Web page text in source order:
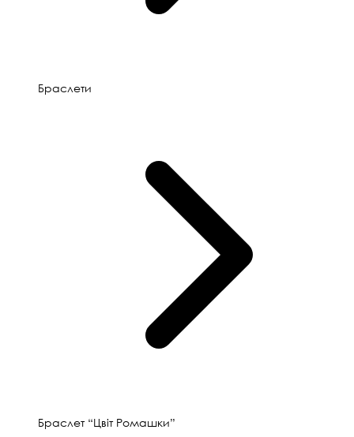
Браслети
Браслет “Цвіт Ромашки”